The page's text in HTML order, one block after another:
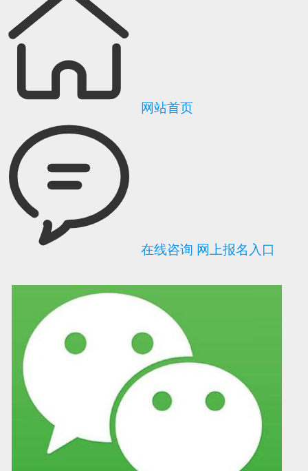
可信网站信用评 网络警察提醒你 诚信网站
网站首页
在线咨询 网上报名入口